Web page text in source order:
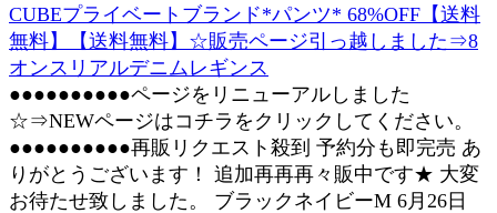
CUBEプライベートブランド*パンツ* 68%OFF【送料
無料】【送料無料】☆販売ページ引っ越しました⇒8
オンスリアルデニムレギンス
●●●●●●●●●●ページをリニューアルしました
☆⇒NEWページはコチラをクリックしてください。
●●●●●●●●●●再販リクエスト殺到 予約分も即完売 あ
りがとうございます！ 追加再再再々販中です★ 大変
お待たせ致しました。 ブラックネイビーM 6月26日